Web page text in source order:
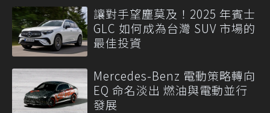
讓對手望塵莫及！2025 年賓士
GLC 如何成為台灣 SUV 市場的
最佳投資
Mercedes-Benz 電動策略轉向
EQ 命名淡出 燃油與電動並行
發展